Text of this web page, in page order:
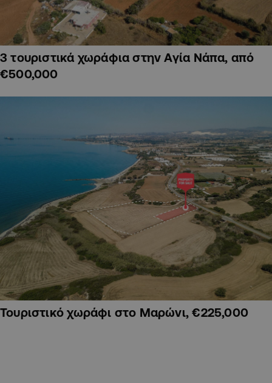
3 τουριστικά χωράφια στην Αγία Νάπα, από
€500,000
Τουριστικό χωράφι στο Μαρώνι, €225,000